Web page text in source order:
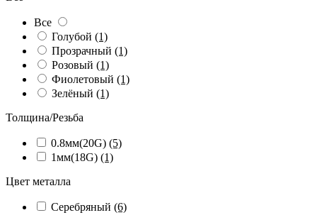
Все
Голубой (1)
Прозрачный (1)
Розовый (1)
Фиолетовый (1)
Зелёный (1)
Толщина/Резьба
0.8мм(20G) (5)
1мм(18G) (1)
Цвет металла
Серебряный (6)